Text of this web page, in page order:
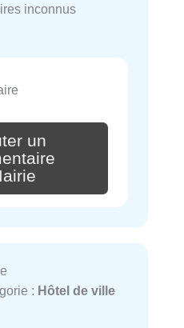
inconnus
un
: Hôtel de ville